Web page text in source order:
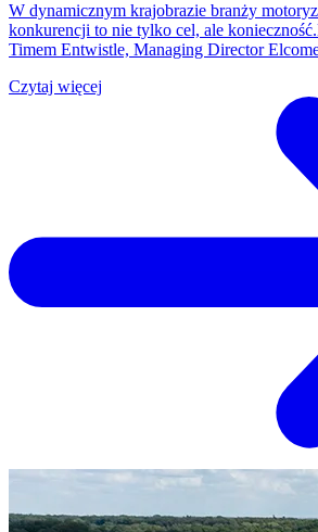
W dynamicznym krajobrazie branży
konkurencji to nie tylko cel, ale
Timem Entwistle, Managing Director
Czytaj więcej